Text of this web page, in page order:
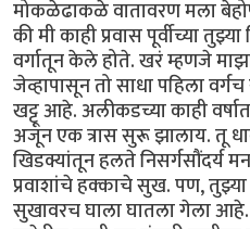
मोकळेढाकळे वातावरण मला
की मी काही प्रवास पूर्वीच्या
वर्गातून केले होते. खरं म्हणजे
जेव्हापासून तो साधा पहिला
खट्टू आहे. अलीकडच्या काही वर्षात
अजून एक त्रास सुरू झालाय. तू
खिडक्यांतून हलते निसर्गसौंदर्य
प्रवाशांचे हक्काचे सुख. पण, तुझ्या
सुखावरच घाला घातला गेला आहे.